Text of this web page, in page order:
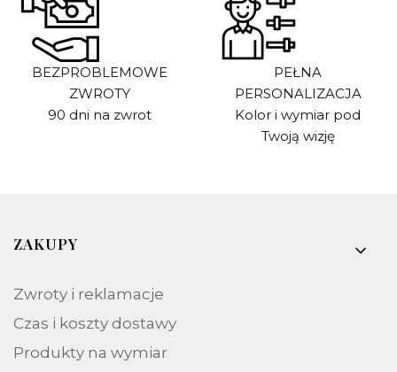
BEZPROBLEMOWE
ZWROTY
90 dni na zwrot
PEŁNA
PERSONALIZACJA
Kolor i wymiar pod
Twoją wizję
Linki w stopce
ZAKUPY
Zwroty i reklamacje
Czas i koszty dostawy
Produkty na wymiar